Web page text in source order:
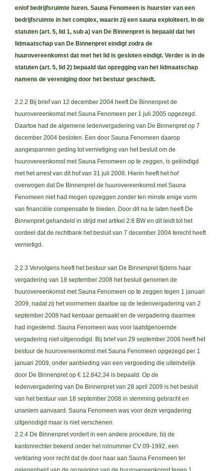
en/of bedrijfsruimte huren. Sauna Fenomeen is huurster van een
bedrijfsruimte in het complex, waarin zij een sauna exploiteert. In de
statuten (art. 5, lid 1, sub a) van De Binnenpret is bepaald dat het
lidmaatschap van De Binnenpret eindigt zodra de
huurovereenkomst dat met het lid is gesloten eindigt. Verder is in de
statuten (art. 5, lid 2) bepaald dat opzegging van het lidmaatschap
namens de vereniging door het bestuur geschiedt.
2.2.2 Bij brief van 12 december 2004 heeft De Binnenpret de
huurovereenkomst met Sauna Fenomeen per 1 juli 2005 opgezegd.
Daartoe had de algemene ledenvergadering van De Binnenpret op 7
december 2004 besloten. Een door Sauna Fenomeen daarop
aangespannen geding tot vernietiging van het besluit om de
huurovereenkomst met Sauna Fenomeen op te zeggen, is geëindigd
met het arrest van dit hof van 31 juli 2008. Hierin heeft het hof
overwogen dat De Binnenpret de huurovereenkomst met Sauna
Fenomeen niet had mogen opzeggen zonder ten minste enige vorm
van financiële compensatie te bieden. Door dit na te laten heeft De
Binnenpret gehandeld in strijd met artikel 2:8 BW en dit leidt tot het
oordeel dat de rechtbank het besluit van 7 december 2004 terecht heeft
vernietigd.
2.2.3 Vervolgens heeft het bestuur van De Binnenpret tijdens haar
vergadering van 18 september 2008 het besluit genomen de
huurovereenkomst met Sauna Fenomeen op te zeggen tegen 1 januari
2009, nadat zij het voornemen daartoe op de ledenvergadering van 2
september 2008 had kenbaar gemaakt en de vergadering daarmee
had ingestemd. Sauna Fenomeen was voor laatstgenoemde
vergadering niet uitgenodigd. Bij brief van 29 september 2008 heeft het
bestuur de huurovereenkomst met Sauna Fenomeen opgezegd per 1
januari 2009, onder aanbieding van een vergoeding die uiteindelijk
door De Binnenpret op € 12.842,34 is bepaald. Op de
ledenvergadering van De Binnenpret van 28 april 2009 is het besluit
van het bestuur van 18 september 2008 in stemming gebracht en
unaniem aanvaard. Sauna Fenomeen was voor deze vergadering
uitgenodigd maar is niet verschenen.
2.2.4 De Binnenpret vordert in een andere procedure, bij de
kantonrechter bekend onder het rolnummer CV 09-1992, een
verklaring voor recht dat de door haar aan Sauna Fenomeen ter